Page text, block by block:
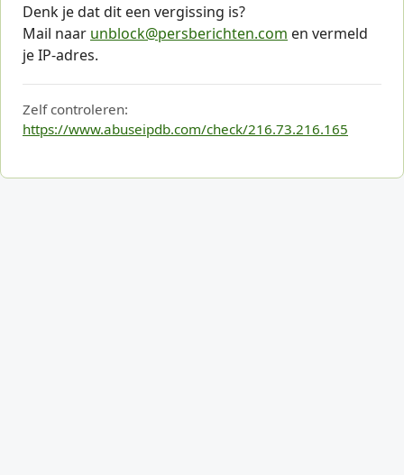
Denk je dat dit een vergissing is?
Mail naar unblock@persberichten.com en vermeld
je IP-adres.
Zelf controleren:
https://www.abuseipdb.com/check/216.73.216.165